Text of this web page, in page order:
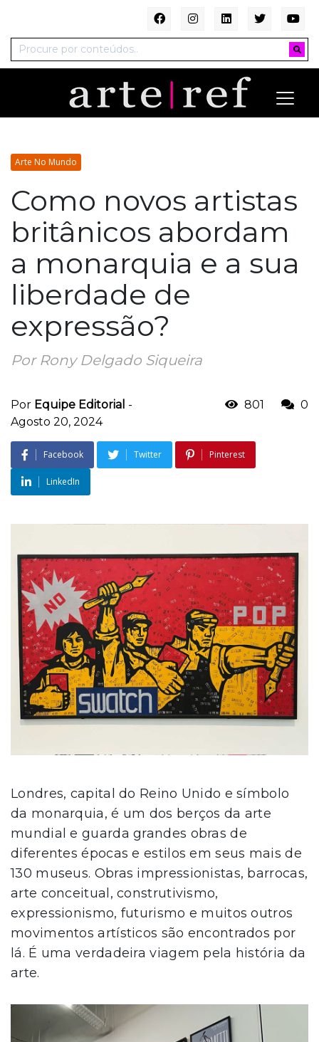
Arte No Mundo
Como novos artistas
britânicos abordam
a monarquia e a sua
liberdade de
expressão?
Por Rony Delgado Siqueira
Por Equipe Editorial -
Agosto 20, 2024
801 0
Facebook Twitter Pinterest
LinkedIn
Londres, capital do Reino Unido e símbolo
da monarquia, é um dos berços da arte
mundial e guarda grandes obras de
diferentes épocas e estilos em seus mais de
130 museus. Obras impressionistas, barrocas,
arte conceitual, construtivismo,
expressionismo, futurismo e muitos outros
movimentos artísticos são encontrados por
lá. É uma verdadeira viagem pela história da
arte.